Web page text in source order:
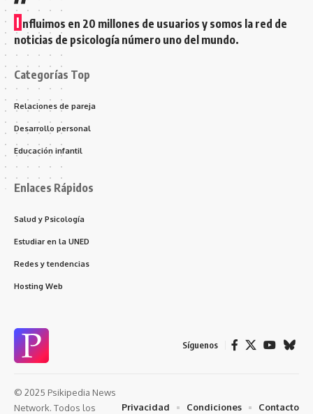
I nfluimos en 20 millones de usuarios y somos la red de
noticias de psicología número uno del mundo.
Categorías Top
Relaciones de pareja
Desarrollo personal
Educación infantil
Enlaces Rápidos
Salud y Psicología
Estudiar en la UNED
Redes y tendencias
Hosting Web
Síguenos
© 2025 Psikipedia News
Network. Todos los
Privacidad Condiciones Contacto